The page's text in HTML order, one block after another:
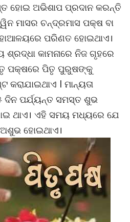
ହୋଇ ଅଭିଶାପ ପ୍ରଦାନ କରନ୍ତି
ମାସର ଚନ୍ଦ୍ରମାସ ପକ୍ଷ ବା
ପରିଣତ ହୋଇଥାଏ।
କାମନାରେ ନିଜ ଗୃହରେ
ପକ୍ଷରେ ପିତୃ ପୁରୁଷଙ୍କୁ
କରାଯାଇଥାଏ l ମାନ୍ୟତା
ଦିନ ପର୍ଯ୍ୟନ୍ତ ସମସ୍ତ ଶୁଭ
ଥାଏ। ଏହି ସମୟ ମଧ୍ୟରେ ଯେ
ହୋଇଥାଏ।